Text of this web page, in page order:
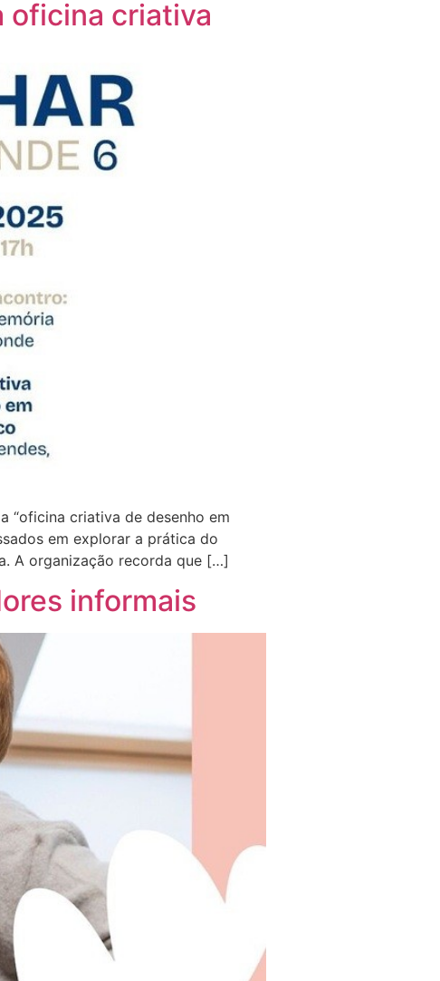
oficina criativa
“oficina criativa de desenho em
em explorar a prática do
A organização recorda que […]
informais